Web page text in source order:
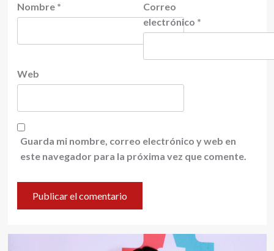
Nombre *
Correo
electrónico *
Web
Guarda mi nombre, correo electrónico y web en
este navegador para la próxima vez que comente.